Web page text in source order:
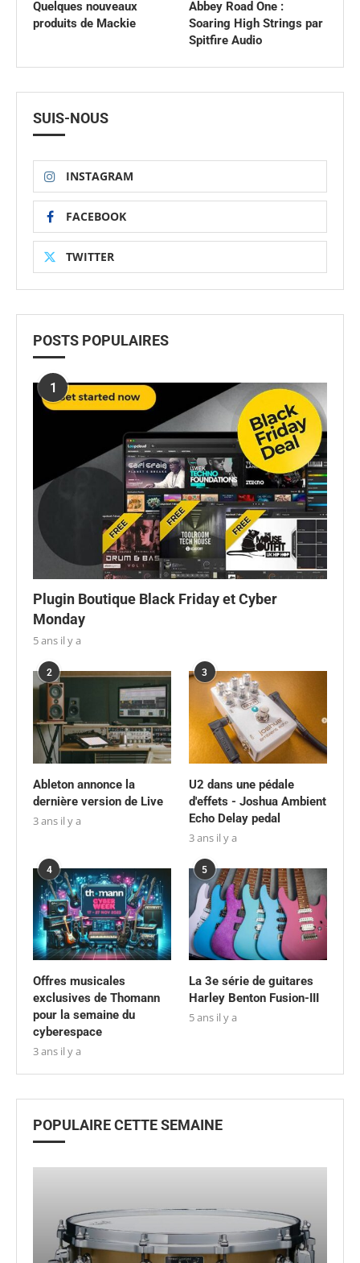
Quelques nouveaux
produits de Mackie
Abbey Road One :
Soaring High Strings par
Spitfire Audio
SUIS-NOUS
INSTAGRAM
FACEBOOK
TWITTER
POSTS POPULAIRES
1
Plugin Boutique Black Friday et Cyber
Monday
5 ans il y a
2
Ableton annonce la
dernière version de Live
3 ans il y a
3
U2 dans une pédale
d'effets - Joshua Ambient
Echo Delay pedal
3 ans il y a
4
Offres musicales
exclusives de Thomann
pour la semaine du
cyberespace
3 ans il y a
5
La 3e série de guitares
Harley Benton Fusion-III
5 ans il y a
POPULAIRE CETTE SEMAINE